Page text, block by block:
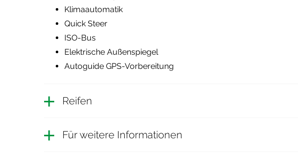
Klimaautomatik
Quick Steer
ISO-Bus
Elektrische Außenspiegel
Autoguide GPS-Vorbereitung
Reifen
Für weitere Informationen